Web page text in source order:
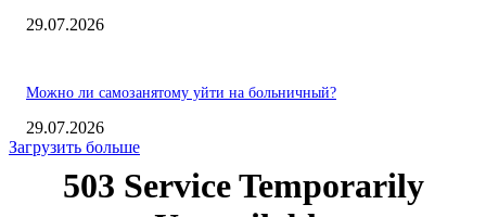
29.07.2026
Можно ли самозанятому уйти на больничный?
29.07.2026
Загрузить больше